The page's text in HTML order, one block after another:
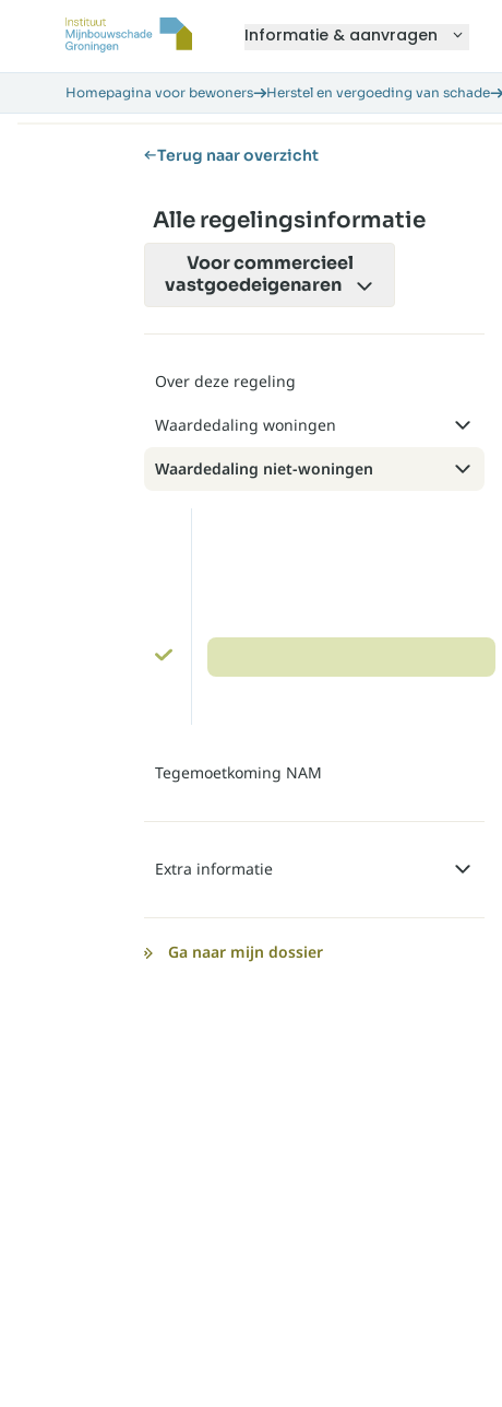
Informatie & aanvragen
Homepagina voor bewoners Herstel en vergoeding van schade
Terug naar overzicht
Alle regelingsinformatie
Voorcommercieel
vastgoedeigenaren
Over deze regeling
Waardedaling woningen
Waardedaling niet-woningen
Tegemoetkoming NAM
Extra informatie
Ga naar mijn dossier